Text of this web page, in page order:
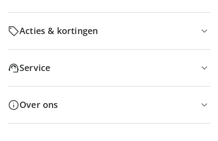
Acties & kortingen
Service
Over ons